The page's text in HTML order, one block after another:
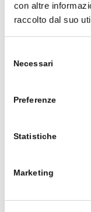
con altre
raccolto dal suo
delNecessari
Preferenze
Statistiche
Marketing
Come
L’app
alcuni prodotti
consegna e di
allegato PDF.
Il video di